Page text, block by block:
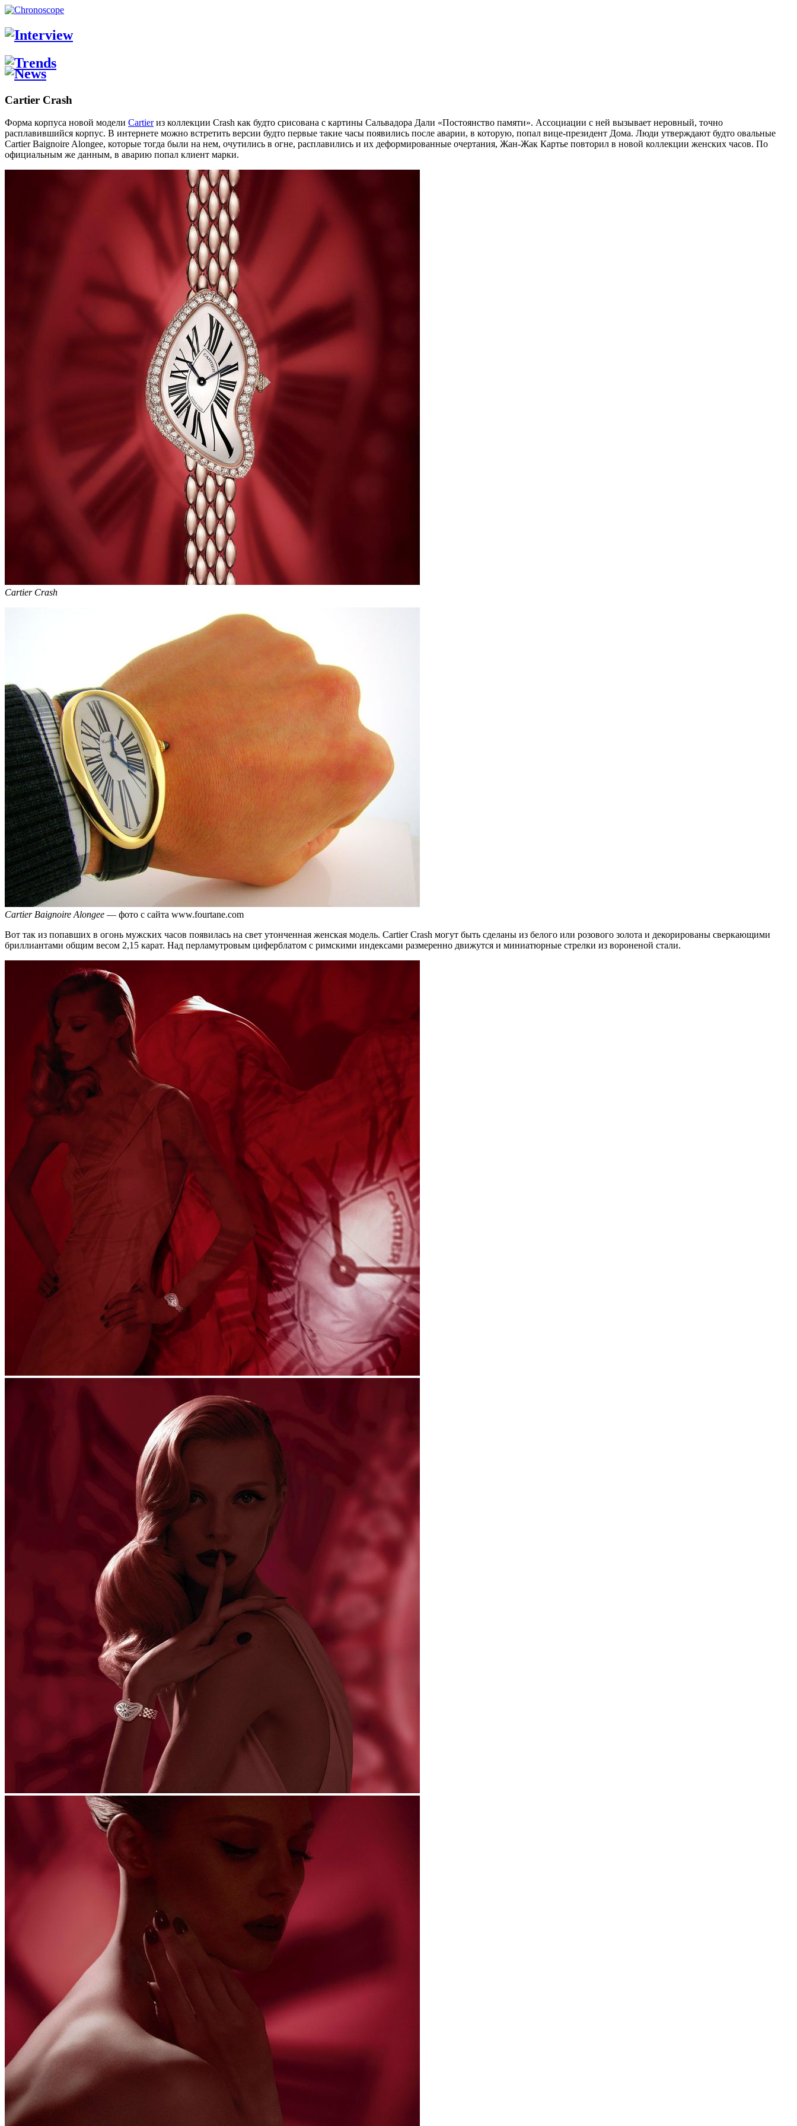
Cartier Crash
Форма корпуса новой модели Cartierиз коллекции Crash как будто срисована с картины Сальвадора Дали «Постоянство памяти». Ассоциации с ней вызывает неровный, точно
расплавившийся корпус. В интернете можно встретить версии будто первые такие часы появились после аварии, в которую, попал вице-президент Дома. Люди утверждают будто овальные
Cartier Baignoire Alongee, которые тогда были на нем, очутились в огне, расплавились и их деформированные очертания, Жан-Жак Картье повторил в новой коллекции женских часов. По
официальным же данным, в аварию попал клиент марки.
Cartier Crash
Cartier Baignoire Alongee — фото с сайта www.fourtane.com
Вот так из попавших в огонь мужских часов появилась на свет утонченная женская модель. Cartier Crash могут быть сделаны из белого или розового золота и декорированы сверкающими
бриллиантами общим весом 2,15 карат. Над перламутровым циферблатом с римскими индексами размеренно движутся и миниатюрные стрелки из вороненой стали.